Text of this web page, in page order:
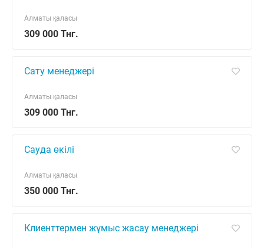
309 000 Тнг.
Алматы қаласы
Сату менеджері
309 000 Тнг.
Алматы қаласы
Сауда өкілі
350 000 Тнг.
Алматы қаласы
Клиенттермен жұмыс жасау менеджері